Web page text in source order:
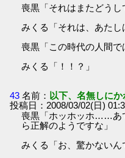
喪黒「それはまたどうし
みくる「それは、あた
喪黒「この時代の人間で
みくる「！！？」
43 名前： 以下、名無しに
投稿日：2008/03/02(日)
喪黒「ホッホッホ……あ
ら正解のようですな」
みくる「お、驚かないん